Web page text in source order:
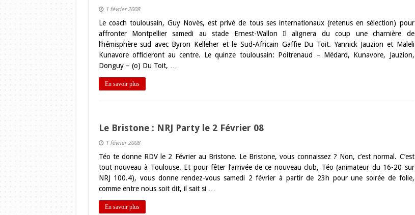
1 février 2008
Le coach toulousain, Guy Novès, est privé de tous ses internationaux (retenus en sélection) pour
affronter Montpellier samedi au stade Ernest-Wallon Il alignera du coup une charnière de
l’hémisphère sud avec Byron Kelleher et le Sud-Africain Gaffie Du Toit. Yannick Jauzion et Maleli
Kunavore officieront au centre. Le quinze toulousain: Poitrenaud – Médard, Kunavore, Jauzion,
Donguy – (o) Du Toit, …
En savoir plus
Le Bristone : NRJ Party le 2 Février 08
1 février 2008
Téo te donne RDV le 2 Février au Bristone. Le Bristone, vous connaissez ? Non, c’est normal. C’est
tout nouveau à Toulouse. Et pour fêter l’arrivée de ce nouveau club, Téo (animateur du 16-20 sur
NRJ 100.4), vous donne rendez-vous samedi 2 février à partir de 23h pour une soirée de folie,
comme entre nous soit dit, il sait si …
En savoir plus